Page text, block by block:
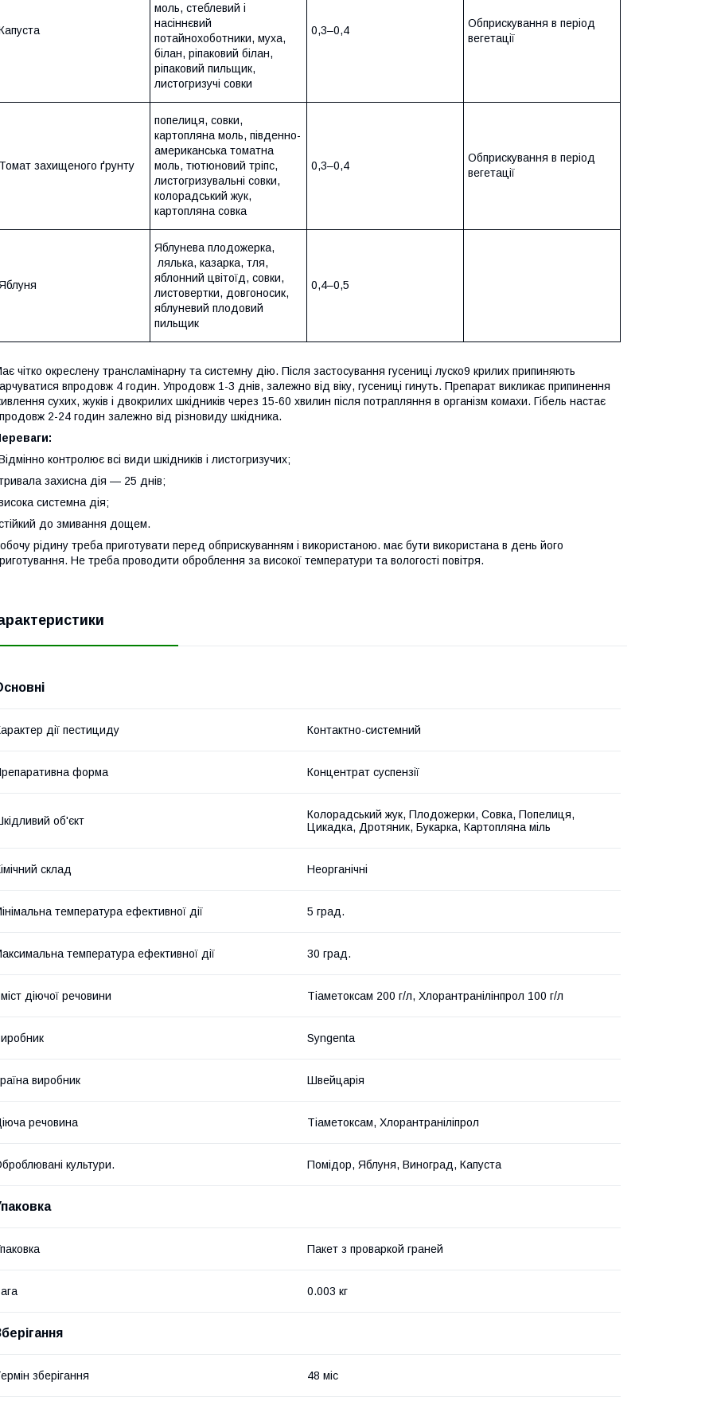
моль, стеблевий і
насіннєвий
потайнохоботники, муха,
білан, ріпаковий білан,
ріпаковий пильщик,
листогризучі совки
0,3–0,4
Обприскування в період
вегетації
Томат захищеного ґрунту
попелиця, совки,
картопляна моль, південно-
американська томатна
моль, тютюновий тріпс,
листогризувальні совки,
колорадський жук,
картопляна совка
0,3–0,4
Обприскування в період
вегетації
Яблунева плодожерка,
лялька, казарка, тля,
яблонний цвітоїд, совки,
листовертки, довгоносик,
яблуневий плодовий
пильщик
0,4–0,5
чітко окреслену трансламінарну та системну дію. Після застосування гусениці луско9 крилих припиняють
впродовж 4 годин. Упродовж 1-3 днів, залежно від віку, гусениці гинуть. Препарат викликає припинення
сухих, жуків і двокрилих шкідників через 15-60 хвилин після потрапляння в організм комахи. Гібель настає
2-24 годин залежно від різновиду шкідника.
контролює всі види шкідників і листогризучих;
захисна дія — 25 днів;
системна дія;
до змивання дощем.
рідину треба приготувати перед обприскуванням і використаною. має бути використана в день його
Не треба проводити оброблення за високої температури та вологості повітря.
дії пестициду Контактно-системний
форма Концентрат суспензії
об'єкт
Колорадський жук, Плодожерки, Совка, Попелиця,
Цикадка, Дротяник, Букарка, Картопляна міль
склад Неорганічні
температура ефективної дії 5 град.
температура ефективної дії 30 град.
діючої речовини Тіаметоксам 200 г/л, Хлорантранілінпрол 100 г/л
Syngenta
виробник Швейцарія
речовина Тіаметоксам, Хлорантраніліпрол
культури. Помідор, Яблуня, Виноград, Капуста
Пакет з проваркой граней
0.003 кг
зберігання 48 міс